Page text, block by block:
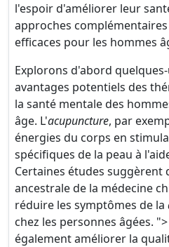
l'espoir d'améliorer leur
approches
efficaces pour les hommes
Explorons d'abord
avantages potentiels des
la santé mentale des
âge. L'acupuncture, par
énergies du corps en
spécifiques de la peau à
Certaines études suggèrent
ancestrale de la médecine
réduire les symptômes de la
chez les personnes âgées.
également améliorer la